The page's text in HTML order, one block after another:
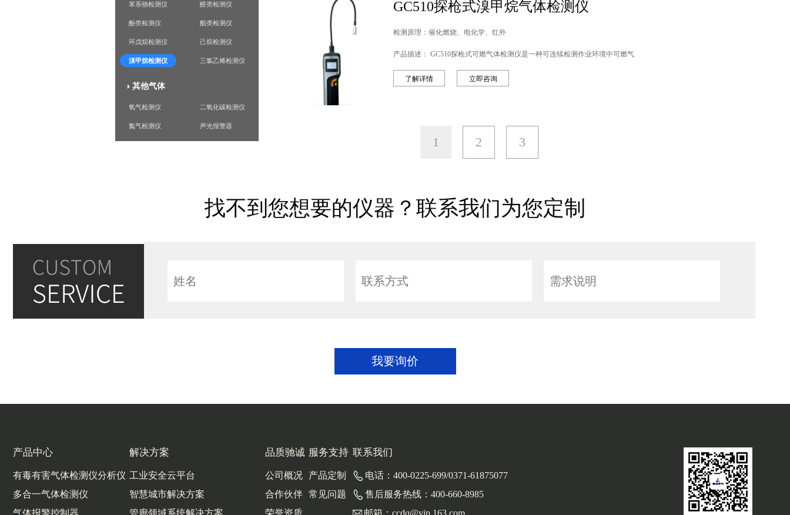
苯系物检测仪 醛类检测仪
酚类检测仪 酯类检测仪
环戊烷检测仪 己烷检测仪
溴甲烷检测仪 三氯乙烯检测仪
其他气体
氧气检测仪 二氧化碳检测仪
氮气检测仪 声光报警器
GC510探枪式溴甲烷气体检测仪
检测原理：催化燃烧、电化学、红外
产品描述： GC510探枪式可燃气体检测仪是一种可连续检测作业环境中可燃气
了解详情 立即咨询
1 2 3
找不到您想要的仪器？联系我们为您定制
我要询价
产品中心
有毒有害气体检测仪分析仪
多合一气体检测仪
气体报警控制器
解决方案
工业安全云平台
智慧城市解决方案
管廊领域系统解决方案
品质驰诚
公司概况
合作伙伴
荣誉资质
服务支持
产品定制
常见问题
联系我们
电话：400-0225-699/0371-61875077
售后服务热线：400-660-8985
邮箱：ccdq@vip.163.com